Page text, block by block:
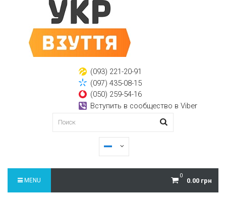
(093) 221-20-91
(097) 435-08-15
(050) 259-54-16
Вступить в сообщество в Viber
0
0.00 грн
MENU